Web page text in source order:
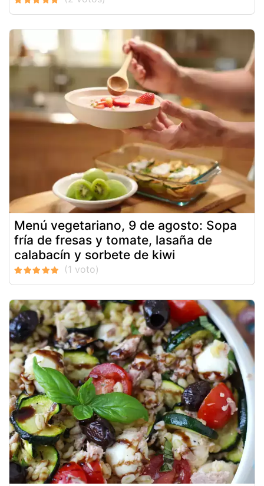
Menú vegetariano, 9 de agosto: Sopa
fría de fresas y tomate, lasaña de
calabacín y sorbete de kiwi